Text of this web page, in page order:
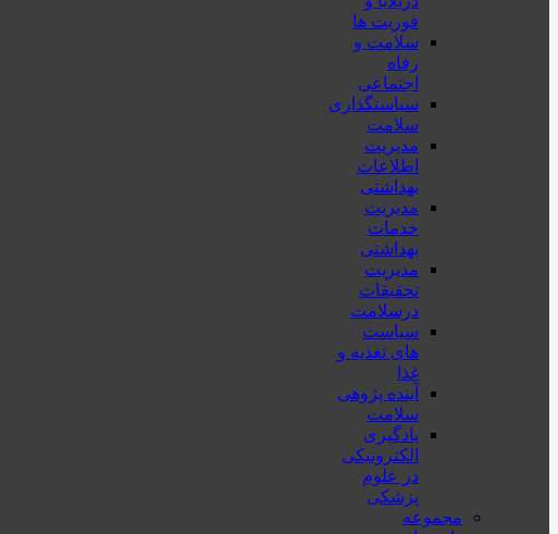
فوريت ها
سلامت و
رفاه
اجتماعی
سیاستگذاری
سلامت
مدیریت
اطلاعات
بهداشتی
مدیریت
خدمات
بهداشتی
مدیریت
تحقیقات
درسلامت
سیاست
های تغذیه و
غذا
آینده پژوهی
سلامت
یادگیری
الکترونیکی
در علوم
پزشکی
مجموعه